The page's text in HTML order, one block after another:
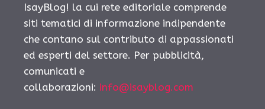
IsayBlog! la cui rete editoriale comprende
siti tematici di informazione indipendente
che contano sul contributo di appassionati
ed esperti del settore. Per pubblicità,
comunicati e
collaborazioni: info@isayblog.com